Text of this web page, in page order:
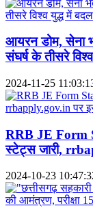
आयरन डोम, सेना
संघर्ष के तीसरे
2024-11-25
RRB JE Form
स्टेट्स जारी,
2024-10-23